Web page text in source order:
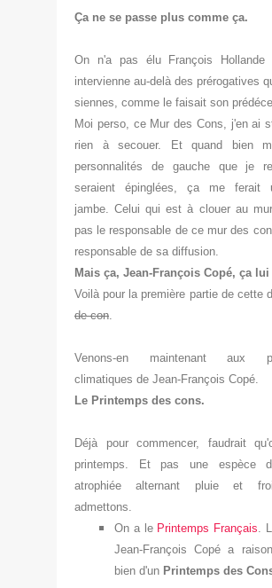
Ça ne se passe plus comme ça.
On n'a pas élu François Hollande
intervienne au-delà des prérogatives
siennes, comme le faisait son
Moi perso, ce Mur des Cons, j'en ai
rien à secouer. Et quand bien
personnalités de gauche que je
seraient épinglées, ça me ferait
jambe. Celuiqui est à clouer au
pas le responsable de ce mur des
responsable de sa diffusion.
Mais ça, Jean-François Copé, ça lui
Voilà pour la première partie de cette
de con
Venons-en maintenant aux
climatiques de Jean-François Copé.
Le Printemps des cons.
Déjà pour commencer, faudrait
printemps. Et pas une espèce
atrophiée alternant pluieet
admettons.
On a le Printemps Français .
Jean-François Copé a
bien d'un Printemps des C